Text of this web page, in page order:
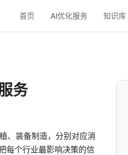
首页 AI优化服务 知识库
务
、装备制造，分别对应消
每个行业最影响决策的信